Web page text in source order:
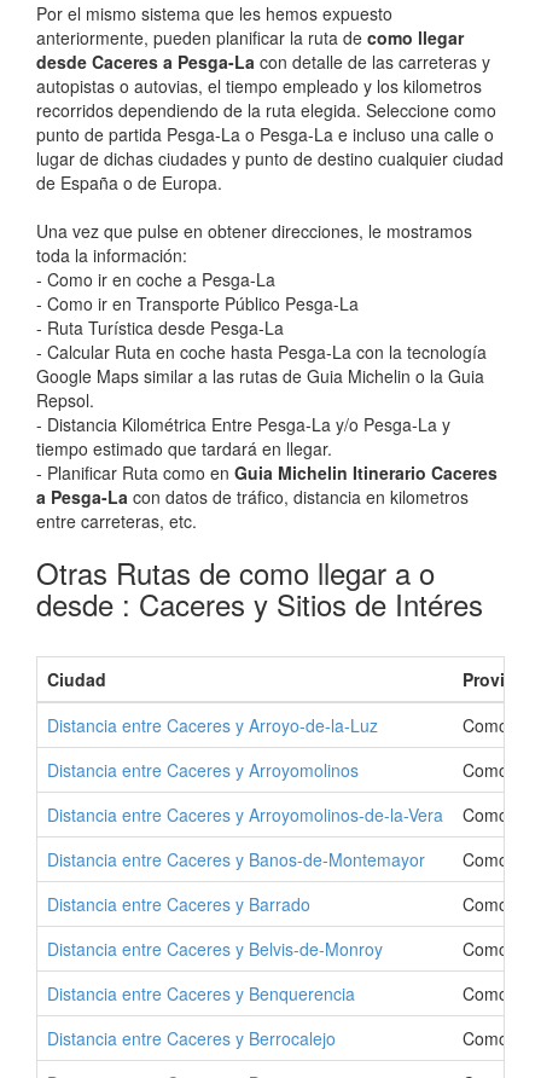
Por el mismo sistema que les hemos expuesto
anteriormente, pueden planificar la ruta de como llegar
desde Caceres a Pesga-La con detalle de las carreteras y
autopistas o autovias, el tiempo empleado y los kilometros
recorridos dependiendo de la ruta elegida. Seleccione como
punto de partida Pesga-La o Pesga-La e incluso una calle o
lugar de dichas ciudades y punto de destino cualquier ciudad
de España o de Europa.
Una vez que pulse en obtener direcciones, le mostramos
toda la información:
- Como ir en coche a Pesga-La
- Como ir en Transporte Público Pesga-La
- Ruta Turística desde Pesga-La
- Calcular Ruta en coche hasta Pesga-La con la tecnología
Google Maps similar a las rutas de Guia Michelin o la Guia
Repsol.
- Distancia Kilométrica Entre Pesga-La y/o Pesga-La y
tiempo estimado que tardará en llegar.
- Planificar Ruta como en Guia Michelin Itinerario Caceres
a Pesga-La con datos de tráfico, distancia en kilometros
entre carreteras, etc.
Otras Rutas de como llegar a o
desde : Caceres y Sitios de Intéres
Ciudad
Provincia
Distancia entre Caceres y Arroyo-de-la-Luz
Como Ir
Distancia entre Caceres y Arroyomolinos
Como Ir
Distancia entre Caceres y Arroyomolinos-de-la-Vera
Como Ir
Distancia entre Caceres y Banos-de-Montemayor
Como Ir
Distancia entre Caceres y Barrado
Como Ir
Distancia entre Caceres y Belvis-de-Monroy
Como Ir
Distancia entre Caceres y Benquerencia
Como Ir
Distancia entre Caceres y Berrocalejo
Como Ir